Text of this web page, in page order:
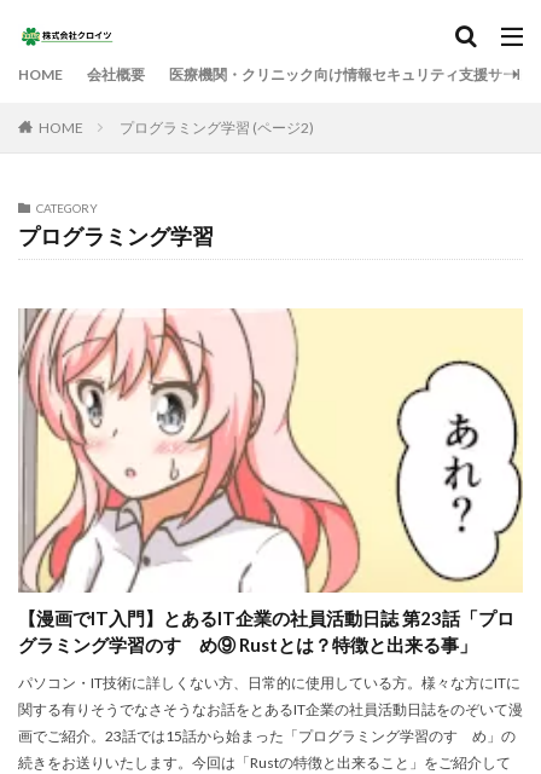
HOME 会社概要 医療機関・クリニック向け情報セキュリティ支援サービ
HOME プログラミング学習 (ページ2)
CATEGORY
プログラミング学習
【漫画でIT入門】とあるIT企業の社員活動日誌 第23話「プロ
グラミング学習のすゝめ⑨ Rustとは？特徴と出来る事」
パソコン・IT技術に詳しくない方、日常的に使用している方。様々な方にITに
関する有りそうでなさそうなお話をとあるIT企業の社員活動日誌をのぞいて漫
画でご紹介。23話では15話から始まった「プログラミング学習のすゝめ」の
続きをお送りいたします。今回は「Rustの特徴と出来ること」をご紹介して